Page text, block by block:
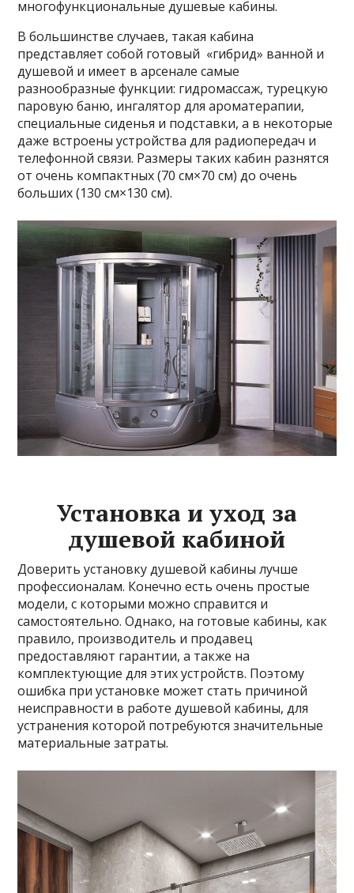
многофункциональные душевые кабины.
В большинстве случаев, такая кабина
представляет собой готовый «гибрид» ванной и
душевой и имеет в арсенале самые
разнообразные функции: гидромассаж, турецкую
паровую баню, ингалятор для ароматерапии,
специальные сиденья и подставки, а в некоторые
даже встроены устройства для радиопередач и
телефонной связи. Размеры таких кабин разнятся
от очень компактных (70 см×70 см) до очень
больших (130 см×130 см).
Установка и уход за
душевой кабиной
Доверить установку душевой кабины лучше
профессионалам. Конечно есть очень простые
модели, с которыми можно справится и
самостоятельно. Однако, на готовые кабины, как
правило, производитель и продавец
предоставляют гарантии, а также на
комплектующие для этих устройств. Поэтому
ошибка при установке может стать причиной
неисправности в работе душевой кабины, для
устранения которой потребуются значительные
материальные затраты.